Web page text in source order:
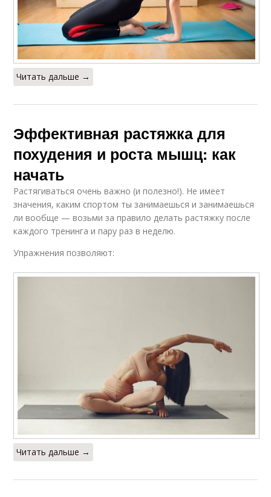
Читать дальше →
Эффективная растяжка для
похудения и роста мышц: как
начать
Растягиваться очень важно (и полезно!). Не имеет
значения, каким спортом ты занимаешься и занимаешься
ли вообще — возьми за правило делать растяжку после
каждого тренинга и пару раз в неделю.
Упражнения позволяют:
Читать дальше →